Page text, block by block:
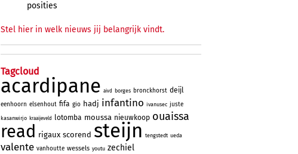
posities
Stel hier in welk nieuws jij belangrijk vindt.
Tagcloud
acardipane aivd borges bronckhorst deijl
eenhoorn elsenhout fifa gio hadj infantino ivanusec juste
kasanwirjo kraaijeveld lotomba moussa nieuwkoop ouaissa
read rigaux scorend steijn tengstedt ueda
valente vanhoutte wessels youtu zechiel